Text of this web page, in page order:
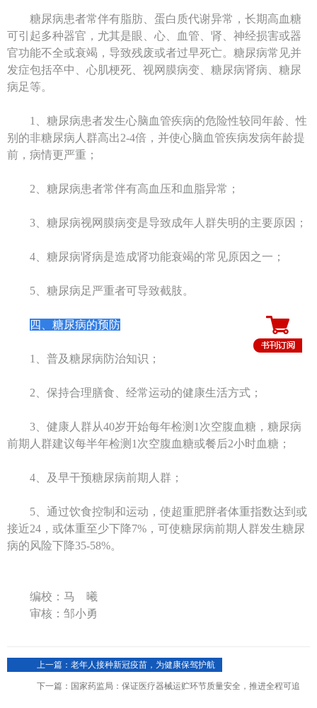
糖尿病患者常伴有脂肪、蛋白质代谢异常，长期高血糖
可引起多种器官，尤其是眼、心、血管、肾、神经损害或器
官功能不全或衰竭，导致残废或者过早死亡。糖尿病常见并
发症包括卒中、心肌梗死、视网膜病变、糖尿病肾病、糖尿
病足等。
1、糖尿病患者发生心脑血管疾病的危险性较同年龄、性
别的非糖尿病人群高出2-4倍，并使心脑血管疾病发病年龄提
前，病情更严重；
2、糖尿病患者常伴有高血压和血脂异常；
3、糖尿病视网膜病变是导致成年人群失明的主要原因；
4、糖尿病肾病是造成肾功能衰竭的常见原因之一；
5、糖尿病足严重者可导致截肢。
四、糖尿病的预防
1、普及糖尿病防治知识；
2、保持合理膳食、经常运动的健康生活方式；
3、健康人群从40岁开始每年检测1次空腹血糖，糖尿病
前期人群建议每半年检测1次空腹血糖或餐后2小时血糖；
4、及早干预糖尿病前期人群；
5、通过饮食控制和运动，使超重肥胖者体重指数达到或
接近24，或体重至少下降7%，可使糖尿病前期人群发生糖尿
病的风险下降35-58%。
编校：马 曦
审核：邹小勇
上一篇：老年人接种新冠疫苗，为健康保驾护航
下一篇：国家药监局：保证医疗器械运贮环节质量安全，推进全程可追